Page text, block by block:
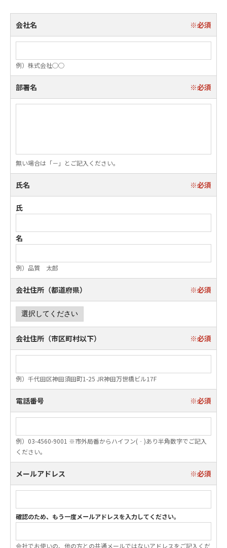
会社名
例）株式会社◯◯
部署名
無い場合は「－」とご記入ください。
氏名
氏
名
例）品質 太郎
会社住所（都道府県）
会社住所（市区町村以下）
例）千代田区神田須田町1-25 JR神田万世橋ビル17F
電話番号
例）03-4560-9001 ※市外局番からハイフン(‐)あり半角数字でご記入
ください。
メールアドレス
会社でお使いの、他の方との共通メールではないアドレスをご記入くだ